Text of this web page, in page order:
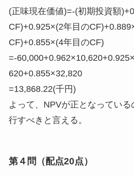
(正味現在価値)=-(初期投資額
CF)+0.925×(2年目の
CF)+0.855×(4年目のCF)
=-
620+0.855×32,820
=13,868.22(千円)
よって、NPVが正となってい
行すべきと言える。
第４問（配点20点）